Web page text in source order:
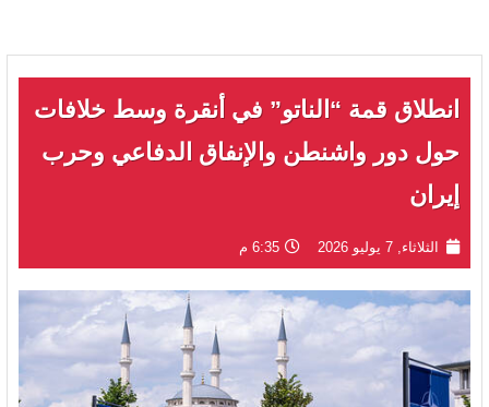
انطلاق قمة “الناتو” في أنقرة وسط خلافات
حول دور واشنطن والإنفاق الدفاعي وحرب
إيران
الثلاثاء, 7 يوليو 2026 6:35 م